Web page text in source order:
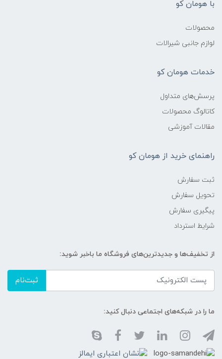
با هومان کو
محصولات
لوازم جانبی شیرالات
خدمات هومان کو
پرسش‌های متداول
کاتالوگ محصولات
مقالات آموزشی
راهنمای خرید از هومان کو
ثبت سفارش
تحویل سفارش
پیگیری سفارش
شرایط استرداد
از تخفیف‌ها و جدیدترین‌های فروشگاه ما باخبر شوید:
ثبت‌نام
ما را در شبکه‌های اجتماعی دنبال کنید: